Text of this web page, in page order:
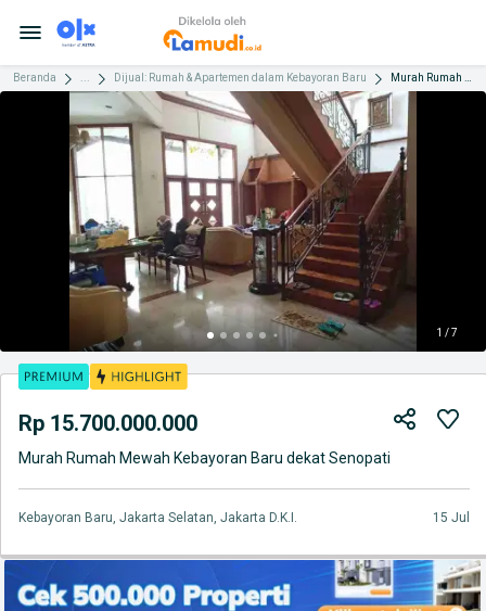
Beranda Dijual: Rumah & Apartemen dalam Kebayoran Baru
1 / 7
Rp 15.700.000.000
Murah Rumah Mewah Kebayoran Baru dekat Senopati
Kebayoran Baru, Jakarta Selatan, Jakarta D.K.I. 15 Jul